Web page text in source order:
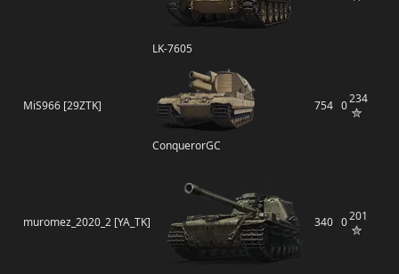
LK-7605
MiS966 [29ZTK]
ConquerorGC
754 0234
muromez_2020_2 [YA_TK] 340 0201